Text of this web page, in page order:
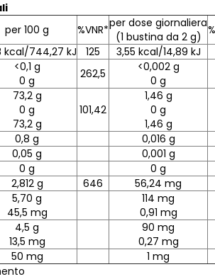
per 100 g %VNR*per dose giornaliera
(1 bustina da 2 g)
kcal/744,27 kJ 125
3,55 kcal/14,89 kJ
<0,1 g
0 g
262,5
<0,002 g
0 g
73,2 g
0 g
73,2 g
101,42
1,46 g
0 g
1,46 g
0,8 g
0,016 g
0,05 g
0,001 g
0 g
0 g
2,812 g 646 56,24 mg
5,70 g
45,5 mg
114 mg
0,91 mg
4,5 g
13,5 mg
90 mg
0,27 mg
50 mg 1 mg